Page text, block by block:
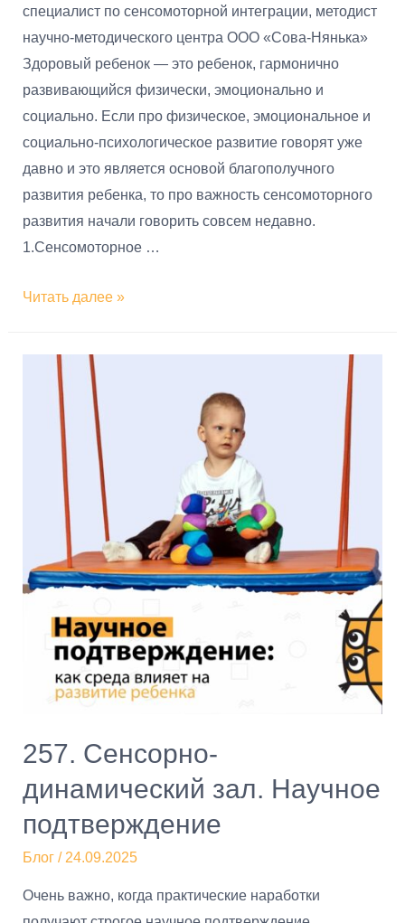
специалист по сенсомоторной интеграции, методист
научно-методического центра ООО «Сова-Нянька»
Здоровый ребенок — это ребенок, гармонично
развивающийся физически, эмоционально и
социально. Если про физическое, эмоциональное и
социально-психологическое развитие говорят уже
давно и это является основой благополучного
развития ребенка, то про важность сенсомоторного
развития начали говорить совсем недавно.
1.Сенсомоторное …
Читать далее »
257. Сенсорно-
динамический зал. Научное
подтверждение
Блог/ 24.09.2025
Очень важно, когда практические наработки